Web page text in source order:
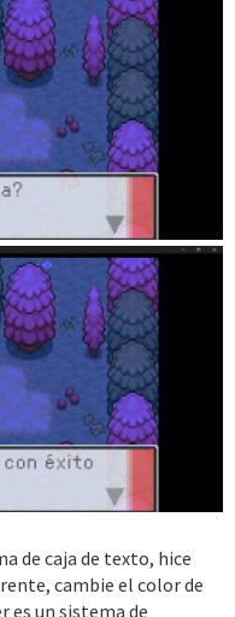
de caja de texto, hice
cambie el color de
es un sistema de